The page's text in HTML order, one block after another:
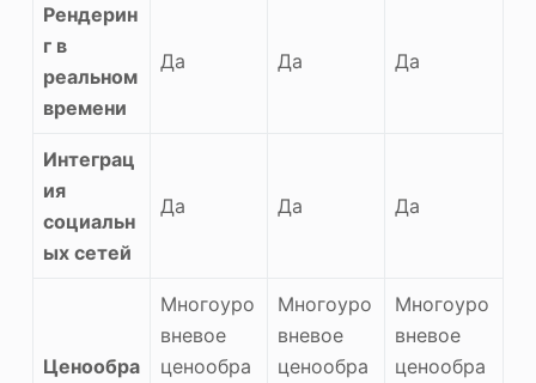
Рендерин
г в
реальном
времени
Да Да Да
Интеграц
ия
социальн
ых сетей
Да Да Да
Ценообра
Многоуро
вневое
ценообра
Многоуро
вневое
ценообра
Многоуро
вневое
ценообра